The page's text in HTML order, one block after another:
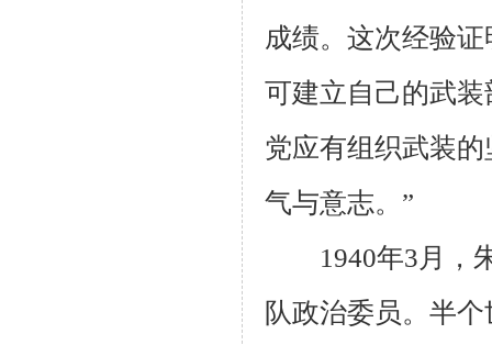
成绩。这次经验
可建立自己的武
党应有组织武装
气与意志。”
1940年3月，
队政治委员。半